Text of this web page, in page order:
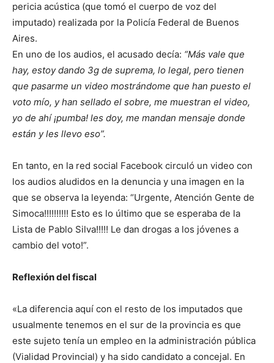
pericia acústica (que tomó el cuerpo de voz del
imputado) realizada por la Policía Federal de Buenos
Aires.
En uno de los audios, el acusado decía: “Más vale que
hay, estoy dando 3g de suprema, lo legal, pero tienen
que pasarme un video mostrándome que han puesto el
voto mío, y han sellado el sobre, me muestran el video,
yo de ahí ¡pumba! les doy, me mandan mensaje donde
están y les llevo eso”.
En tanto, en la red social Facebook circuló un video con
los audios aludidos en la denuncia y una imagen en la
que se observa la leyenda: “Urgente, Atención Gente de
Simoca!!!!!!!!!! Esto es lo último que se esperaba de la
Lista de Pablo Silva!!!!! Le dan drogas a los jóvenes a
cambio del voto!”.
Reflexión del fiscal
«La diferencia aquí con el resto de los imputados que
usualmente tenemos en el sur de la provincia es que
este sujeto tenía un empleo en la administración pública
(Vialidad Provincial) y ha sido candidato a concejal. En